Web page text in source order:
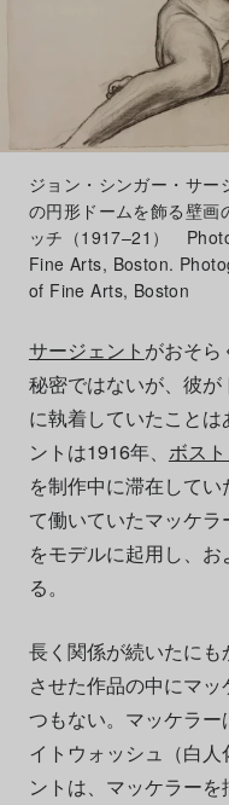
ジョン・シンガー・サ
の円形ドームを飾る壁画
ッチ（1917–21）
Fine Arts, Boston.
of Fine Arts, Boston
サージェント がおそら
秘密ではないが、彼
に執着していたこと
ントは1916年、 ボス
を制作中に滞在して
て働いていたマッケ
をモデルに起用し、
る。
長く関係が続いたに
させた作品の中にマ
つもない。マッケラ
イトウォッシュ（白
ントは、マッケラー